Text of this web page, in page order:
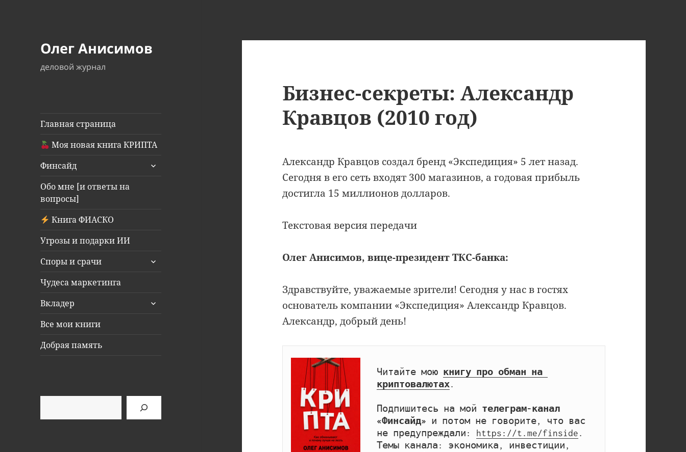
Олег Анисимов
деловой журнал
Главная страница
Моя новая книга КРИПТА
Финсайд
раскрыть
Обо мне [и ответы на
вопросы]
Книга ФИАСКО
Угрозы и подарки ИИ
Споры и срачи
раскрыть
Чудеса маркетинга
Вкладер
раскрыть
Все мои книги
Добрая память
Бизнес-секреты: Александр
Кравцов (2010 год)
Александр Кравцов создал бренд «Экспедиция» 5 лет назад.
Сегодня в его сеть входят 300 магазинов, а годовая прибыль
достигла 15 миллионов долларов.
Текстовая версия передачи
Олег Анисимов, вице-президент ТКС-банка:
Здравствуйте, уважаемые зрители! Сегодня у нас в гостях
основатель компании «Экспедиция» Александр Кравцов.
Александр, добрый день!
Читайте мою книгу про обман на
криптовалютах.
Подпишитесь на мой телеграм-канал
«Финсайд» и потом не говорите, что вас
не предупреждали:
https://t.me/finside .
Темы канала: экономика, инвестиции,